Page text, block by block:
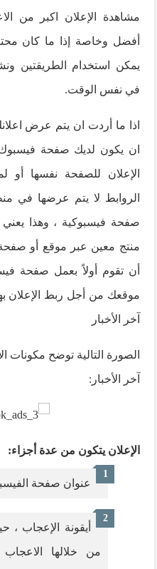
مشاهدة الإعلان اكبر من
أفضل وخاصة إذا ما كان
يمكن استخدام الطريقتين
في نفس الوقت.
اذا ما أردت ان يتم عرض
الإعلان للصفحة نفسها
الروابط لا يتم عرضها في
صفحة فيسبوكية ، وهذا يعني
منتج معين عبر موقع أو
أن تقوم أولاً بعمل صفحة
موقعك من أجل ربط الإعلان
آخر الأخبار
الصورة التالية توضح
آخر الأخبار:
الإعلان يتكون من عدة أجزاء:
عنوان صفحة
أيقونة الإعجاب ،
من خلالها